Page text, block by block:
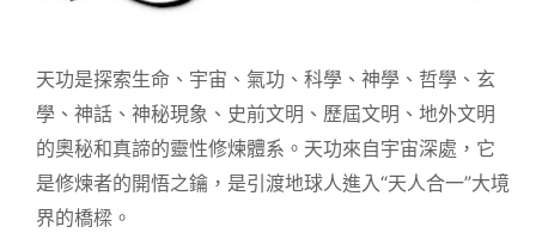
天功是探索生命、宇宙、氣功、科學、神學、哲學、玄
學、神話、神秘現象、史前文明、歷屆文明、地外文明
的奧秘和真諦的靈性修煉體系。天功來自宇宙深處，它
是修煉者的開悟之鑰，是引渡地球人進入“天人合一”大境
界的橋樑。